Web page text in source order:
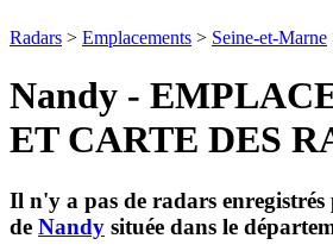
Radars > Emplacements > Seine-et-Marne
Nandy -
ET CARTE DES
Il n'y a pas de radars
de Nandy située dans le